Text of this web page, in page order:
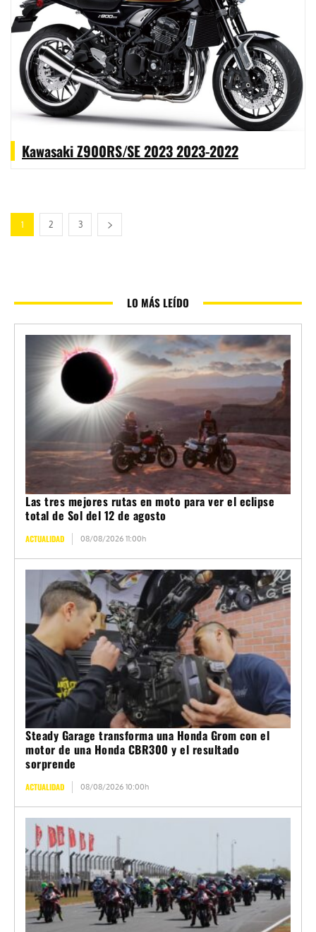
Kawasaki Z900RS/SE 2023 2023-2022
1 2 3
LO MÁS LEÍDO
Las tres mejores rutas en moto para ver el eclipse
total de Sol del 12 de agosto
ACTUALIDAD 08/08/2026 11:00h
Steady Garage transforma una Honda Grom con el
motor de una Honda CBR300 y el resultado
sorprende
ACTUALIDAD 08/08/2026 10:00h